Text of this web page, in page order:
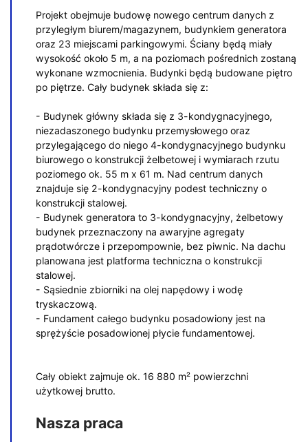
Projekt obejmuje budowę nowego centrum danych z
przyległym biurem/magazynem, budynkiem generatora
oraz 23 miejscami parkingowymi. Ściany będą miały
wysokość około 5 m, a na poziomach pośrednich zostaną
wykonane wzmocnienia. Budynki będą budowane piętro
po piętrze. Cały budynek składa się z:
- Budynek główny składa się z 3-kondygnacyjnego,
niezadaszonego budynku przemysłowego oraz
przylegającego do niego 4-kondygnacyjnego budynku
biurowego o konstrukcji żelbetowej i wymiarach rzutu
poziomego ok. 55 m x 61 m. Nad centrum danych
znajduje się 2-kondygnacyjny podest techniczny o
konstrukcji stalowej.
- Budynek generatora to 3-kondygnacyjny, żelbetowy
budynek przeznaczony na awaryjne agregaty
prądotwórcze i przepompownie, bez piwnic. Na dachu
planowana jest platforma techniczna o konstrukcji
stalowej.
- Sąsiednie zbiorniki na olej napędowy i wodę
tryskaczową.
- Fundament całego budynku posadowiony jest na
sprężyście posadowionej płycie fundamentowej.
Cały obiekt zajmuje ok. 16 880 m² powierzchni
użytkowej brutto.
Nasza praca